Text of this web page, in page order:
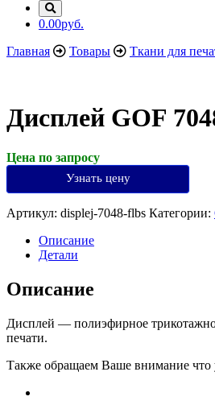
0.00руб.
Главная
Товары Ткани для
Дисплей GOF
Цена по запросу
Узнать цену
Артикул: displej-7048-flbs Категории:
Описание
Детали
Описание
Дисплей — полиэфирное
печати.
Также обращаем Ваше внимание что